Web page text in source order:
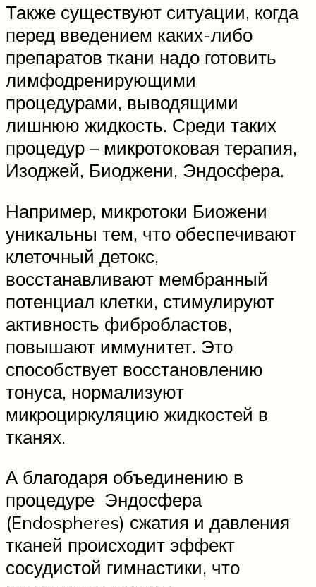
Также существуют ситуации, когда
перед введением каких-либо
препаратов ткани надо готовить
лимфодренирующими
процедурами, выводящими
лишнюю жидкость. Среди таких
процедур – микротоковая терапия,
Изоджей, Биоджени, Эндосфера.
Например, микротоки Биожени
уникальны тем, что обеспечивают
клеточный детокс,
восстанавливают мембранный
потенциал клетки, стимулируют
активность фибробластов,
повышают иммунитет. Это
способствует восстановлению
тонуса, нормализуют
микроциркуляцию жидкостей в
тканях.
А благодаря объединению в
процедуре Эндосфера
(Endospheres) сжатия и давления
тканей происходит эффект
сосудистой гимнастики, что